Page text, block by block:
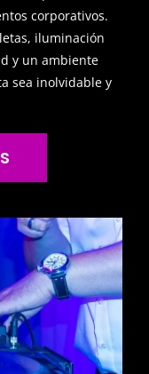
corporativos.
iluminación
y un ambiente
sea inolvidable y